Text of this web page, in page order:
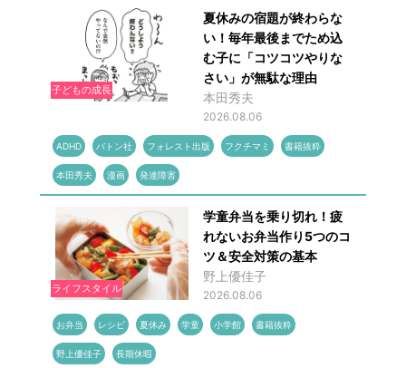
子どもの成長
夏休みの宿題が終わらな
い！毎年最後までため込
む子に「コツコツやりな
さい」が無駄な理由
本田秀夫
2026.08.06
ADHD バトン社 フォレスト出版 フクチマミ 書籍抜粋
本田秀夫 漫画 発達障害
ライフスタイル
学童弁当を乗り切れ！疲
れないお弁当作り5つのコ
ツ＆安全対策の基本
野上優佳子
2026.08.06
お弁当 レシピ 夏休み 学童 小学館 書籍抜粋
野上優佳子 長期休暇